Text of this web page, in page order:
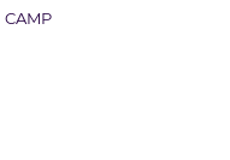
CAMP